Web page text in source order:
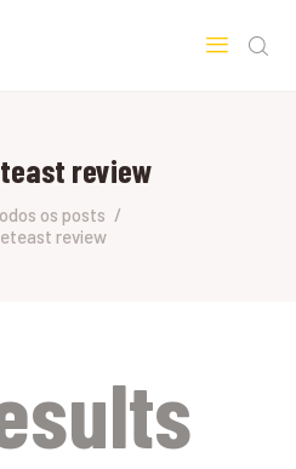
review
os posts
review